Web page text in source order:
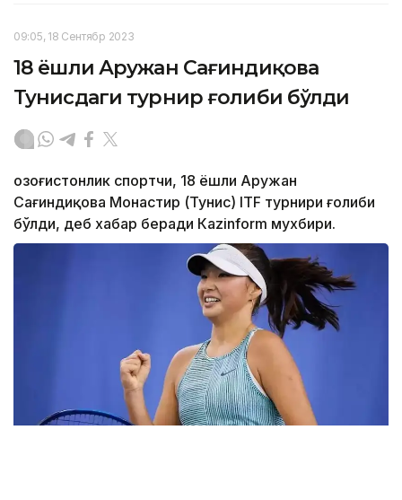
09:05, 18 Сентябр 2023
18 ёшли Аружан Сағиндиқова
Тунисдаги турнир ғолиби бўлди
Қозоғистонлик спортчи, 18 ёшли Аружан
Сағиндиқова Монастир (Тунис) ITF турнири ғолиби
бўлди, деб хабар беради Каzinform мухбири.